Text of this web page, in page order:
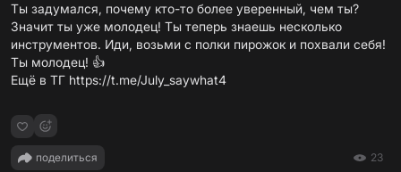
Ты задумался, почему кто-то более уверенный, чем ты?
Значит ты уже молодец! Ты теперь знаешь несколько
инструментов. Иди, возьми с полки пирожок и похвали себя!
Ты молодец! 👍
Ещё в ТГ https://t.me/July_saywhat4
поделиться 23